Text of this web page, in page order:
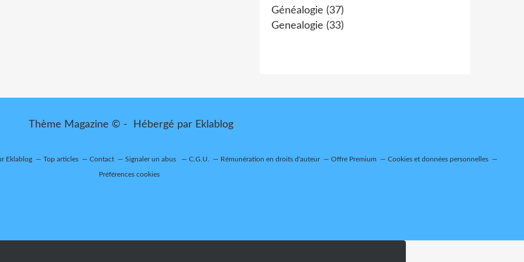
Généalogie (37)
Genealogie (33)
Thème Magazine © - Hébergé par Eklablog
Eklablog Top articles Contact Signaler un abus C.G.U. Rémunération en droits d'auteur Offre Premium Cookies et données personnelles
Préférences cookies